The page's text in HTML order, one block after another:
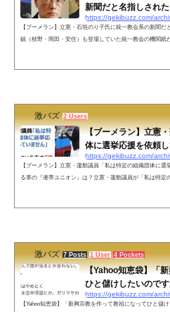
新聞だと名指しされ
https://gekibuzz.com/
【ブーメラン】立憲・石垣のり子氏に統一教会系の新聞
鎮（枝野・岡田・安住）も登場していた統一教会の機関紙
激バズ 2 Users
【ブーメラン】立憲
体に選挙応援を依頼
https://gekibuzz.com/
【ブーメラン】立憲・蓮舫議員「私は特定の組織団体に
る車の『連帯ユニオン』は？立憲・蓮舫議員が「私は特定
激バズ 7 Posts 1 User 4 Pockets
【Yahoo知恵袋】「
ひと儲けしたいので
https://gekibuzz.com/
【Yahoo知恵袋】「新興宗教を作って教祖になってひと儲